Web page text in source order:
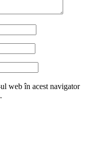
web în acest navigator